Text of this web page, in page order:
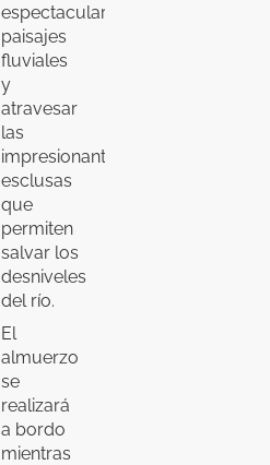
espectaculares
paisajes
fluviales
y
atravesar
las
impresionantes
esclusas
que
permiten
salvar los
desniveles
del río.
El
almuerzo
se
realizará
a bordo
mientras